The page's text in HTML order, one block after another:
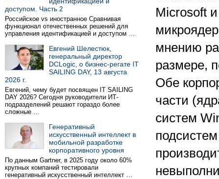
доступом. Часть 2
Российское vs иностранное Сравнивая
функционал отечественных решений для
управления идентификацией и доступом …
Евгений Шелестюк,
генеральный директор
DCLogic, о бизнес-регате IT
SAILING DAY, 13 августа
2026 г.
Евгений, чему будет посвящен IT SAILING
DAY 2026? Сегодня руководители ИТ-
подразделений решают гораздо более
сложные …
Генеративный
искусственный интеллект в
мобильной разработке
корпоративного уровня
По данным Gartner, в 2025 году около 60%
крупных компаний тестировали
генеративный искусственный интеллект …
Microsoft
мнению
размере,
Обе
части
систем